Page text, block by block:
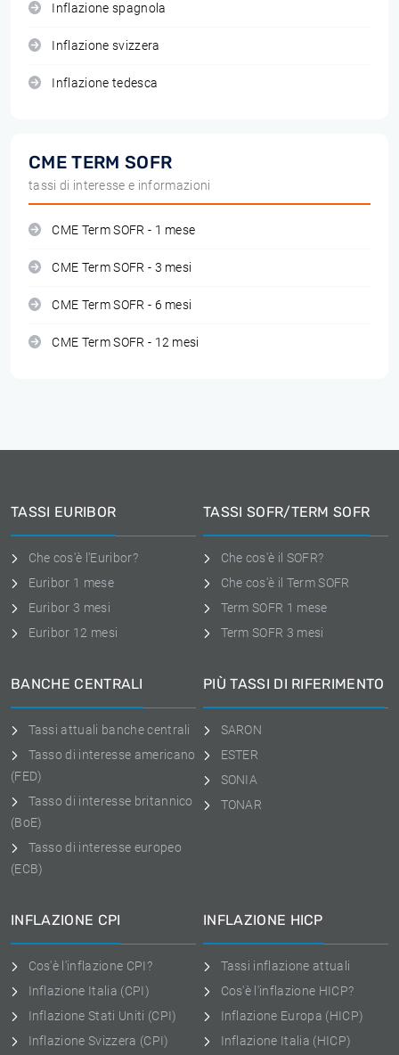
Inflazione spagnola
Inflazione svizzera
Inflazione tedesca
CME TERM SOFR
tassi di interesse e informazioni
CME Term SOFR - 1 mese
CME Term SOFR - 3 mesi
CME Term SOFR - 6 mesi
CME Term SOFR - 12 mesi
TASSI EURIBOR
Che cos'è l'Euribor?
Euribor 1 mese
Euribor 3 mesi
Euribor 12 mesi
TASSI SOFR/TERM SOFR
Che cos'è il SOFR?
Che cos'è il Term SOFR
Term SOFR 1 mese
Term SOFR 3 mesi
BANCHE CENTRALI
Tassi attuali banche centrali
Tasso di interesse americano
(FED)
Tasso di interesse britannico
(BoE)
Tasso di interesse europeo
(ECB)
PIÙ TASSI DI RIFERIMENTO
SARON
ESTER
SONIA
TONAR
INFLAZIONE CPI
Cos'è l'inflazione CPI?
Inflazione Italia (CPI)
Inflazione Stati Uniti (CPI)
Inflazione Svizzera (CPI)
INFLAZIONE HICP
Tassi inflazione attuali
Cos'è l'inflazione HICP?
Inflazione Europa (HICP)
Inflazione Italia (HICP)